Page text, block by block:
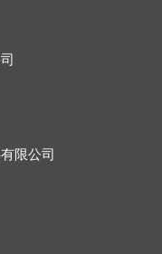
限公司